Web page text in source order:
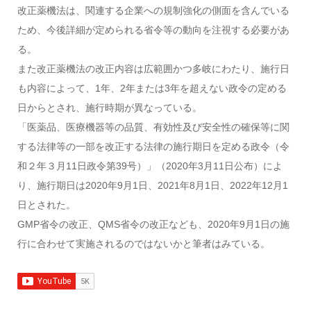
改正薬機法は、関連する企業への規制強化の側面を含んでいる
ため、今後詳細が定められる省令等の動向を注視する必要があ
る。
また改正薬機法の改正内容は広範囲かつ多岐にわたり、施行日
も内容によって、1年、2年または3年を超えない政令の定める
日からとされ、施行時期が異なっている。
「医薬品、医療機器等の品質、有効性及び安全性の確保等に関
する法律等の一部を改正する法律の施行期日を定める政令（令
和２年３月11日政令第39号）」（2020年3月11日公布）によ
り、施行期日は2020年9月1日、2021年8月1日、2022年12月1
日とされた。
GMP省令の改正、QMS省令の改正なども、2020年9月1日の施
行に合わせて実施されるのではないかと筆者はみている。